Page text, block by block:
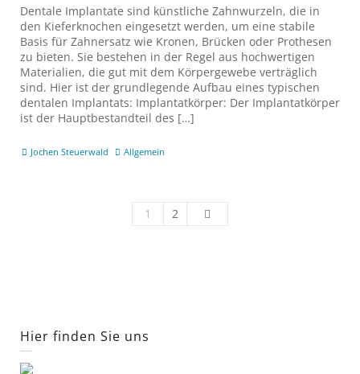
Dentale Implantate sind künstliche Zahnwurzeln, die in
den Kieferknochen eingesetzt werden, um eine stabile
Basis für Zahnersatz wie Kronen, Brücken oder Prothesen
zu bieten. Sie bestehen in der Regel aus hochwertigen
Materialien, die gut mit dem Körpergewebe verträglich
sind. Hier ist der grundlegende Aufbau eines typischen
dentalen Implantats: Implantatkörper: Der Implantatkörper
ist der Hauptbestandteil des […]
Jochen Steuerwald Allgemein
1 2
Hier finden Sie uns